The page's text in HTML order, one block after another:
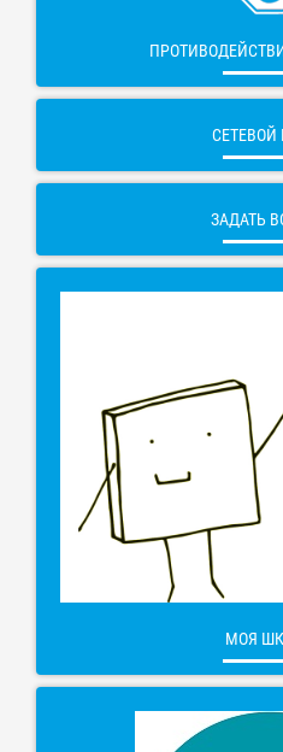
СЕТЕВОЙ
ЗАДАТЬ
МОЯ